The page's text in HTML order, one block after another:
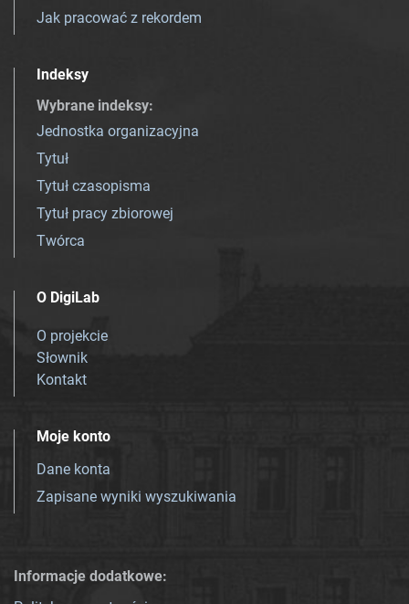
Jak pracować z rekordem
Indeksy
Wybrane indeksy:
Jednostka organizacyjna
Tytuł
Tytuł czasopisma
Tytuł pracy zbiorowej
Twórca
O DigiLab
O projekcie
Słownik
Kontakt
Moje konto
Dane konta
Zapisane wyniki wyszukiwania
Informacje dodatkowe: